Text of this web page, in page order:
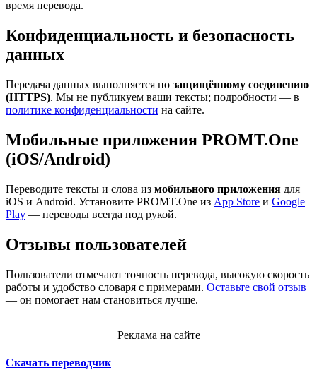
время перевода.
Конфиденциальность и безопасность
данных
Передача данных выполняется по защищённому соединению
(HTTPS). Мы не публикуем ваши тексты; подробности — в
политике конфиденциальности на сайте.
Мобильные приложения PROMT.One
(iOS/Android)
Переводите тексты и слова из мобильного приложения для
iOS и Android. Установите PROMT.One из App Store и Google
Play — переводы всегда под рукой.
Отзывы пользователей
Пользователи отмечают точность перевода, высокую скорость
работы и удобство словаря с примерами. Оставьте свой отзыв
— он помогает нам становиться лучше.
Реклама на сайте
Скачать переводчик